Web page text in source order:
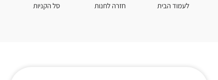
לעמוד הבית חזרה לחנות סל הקניות